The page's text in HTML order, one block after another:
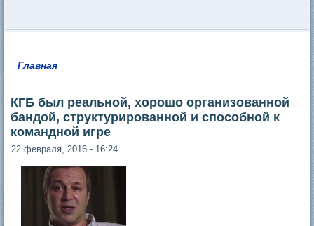
Главная
КГБ был реальной, хорошо организованной
бандой, структурированной и способной к
командной игре
22 февраля, 2016 - 16:24